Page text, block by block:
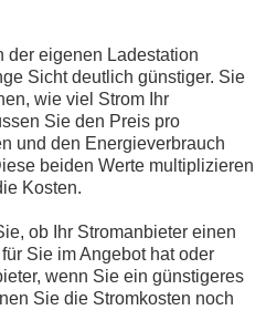
der eigenen Ladestation
Sicht deutlich günstiger. Sie
wie viel Strom Ihr
Sie den Preis pro
und den Energieverbrauch
beiden Werte multiplizieren
Kosten.
ob Ihr Stromanbieter einen
Sie im Angebot hat oder
wenn Sie ein günstigeres
Sie die Stromkosten noch